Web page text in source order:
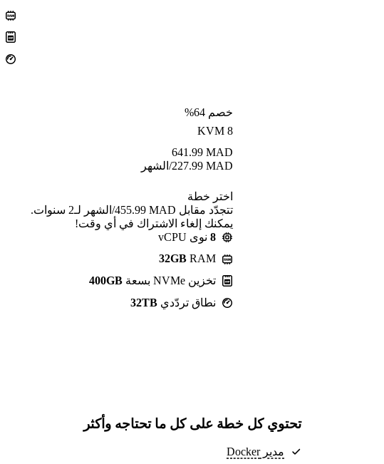
خصم 64%
KVM 8
MAD
641.99
MAD
227.99/الشهر
اختر خطة
تتجدّد مقابل MAD ⁦455.99⁩/الشهر لـ2 سنوات.
يمكنك إلغاء الاشتراك في أي وقت!
8 نوى vCPU
32GB RAM
تخزين NVMe بسعة
400GB
نطاق تردّدي 32TB
تحتوي كل خطة على كل ما تحتاجه وأكثر
مدير Docker